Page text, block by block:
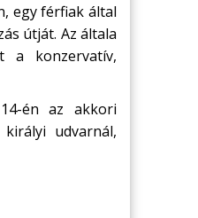
egy férfiak által
útját. Az általa
a konzervatív,
én az akkori
udvarnál,